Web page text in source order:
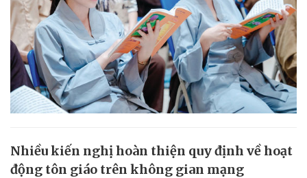
Nhiều kiến nghị hoàn thiện quy định về hoạt
động tôn giáo trên không gian mạng